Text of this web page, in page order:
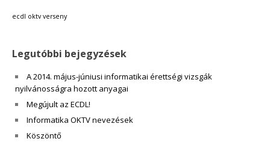
ecdl oktv verseny
Legutóbbi bejegyzések
A 2014. május-júniusi informatikai érettségi vizsgák
nyilvánosságra hozott anyagai
Megújult az ECDL!
Informatika OKTV nevezések
Köszöntő